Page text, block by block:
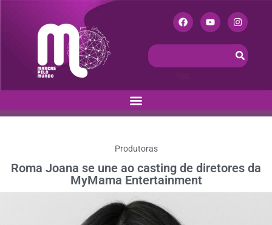
Produtoras
Roma Joana se une ao casting de diretores da
MyMama Entertainment